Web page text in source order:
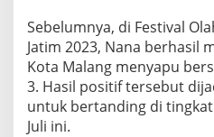
2
0
2
Sebelumnya, di Festival
Jatim 2023, Nana berhasil
Kota Malang menyapu
3. Hasil positif tersebut
untuk bertanding di
Juli ini.